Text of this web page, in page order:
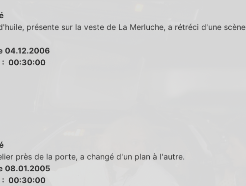
présente sur la veste de La Merluche, a rétréci d'une scène
04.12.2006
: 00:30:00
près de la porte, a changé d'un plan à l'autre.
08.01.2005
: 00:30:00